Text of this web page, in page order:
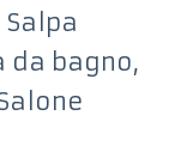
da bagno,